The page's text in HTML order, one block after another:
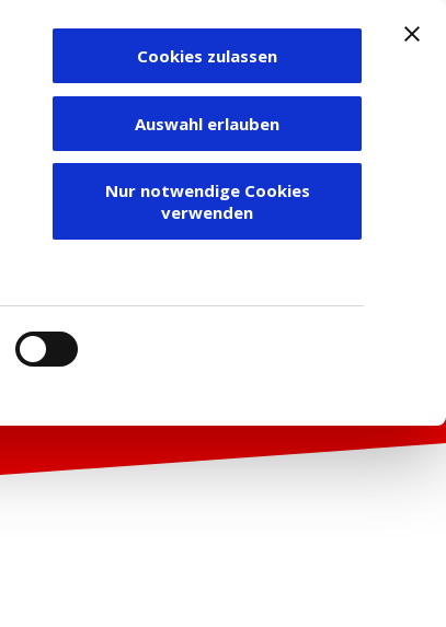
Cookies zulassen
Auswahl erlauben
Nur notwendige Cookies
verwenden
Zum Depot